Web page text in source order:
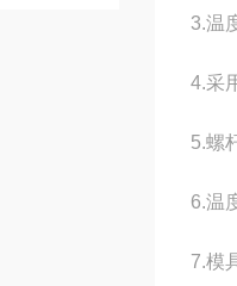
3.温
4.采
5.螺
6.温
7.模